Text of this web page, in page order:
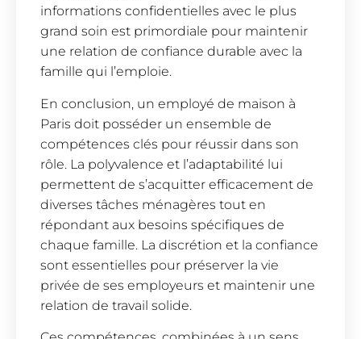
informations confidentielles avec le plus
grand soin est primordiale pour maintenir
une relation de confiance durable avec la
famille qui l’emploie.
En conclusion, un employé de maison à
Paris doit posséder un ensemble de
compétences clés pour réussir dans son
rôle. La polyvalence et l’adaptabilité lui
permettent de s’acquitter efficacement de
diverses tâches ménagères tout en
répondant aux besoins spécifiques de
chaque famille. La discrétion et la confiance
sont essentielles pour préserver la vie
privée de ses employeurs et maintenir une
relation de travail solide.